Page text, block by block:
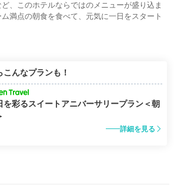
、このホテルならではのメニューが盛り込ま
満点の朝食を食べて、元気に一日をスタート
んなプランも！
を彩るスイートアニバーサリープラン＜朝
詳細を見る